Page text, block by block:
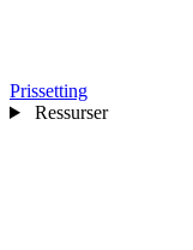
Prissetting
Ressurser